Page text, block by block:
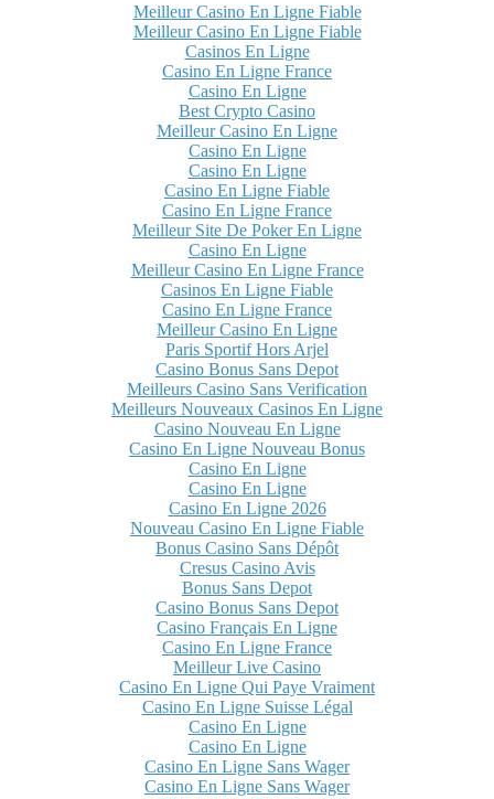
Meilleur Casino En Ligne Fiable
Meilleur Casino En Ligne Fiable
Casinos En Ligne
Casino En Ligne France
Casino En Ligne
Best Crypto Casino
Meilleur Casino En Ligne
Casino En Ligne
Casino En Ligne
Casino En Ligne Fiable
Casino En Ligne France
Meilleur Site De Poker En Ligne
Casino En Ligne
Meilleur Casino En Ligne France
Casinos En Ligne Fiable
Casino En Ligne France
Meilleur Casino En Ligne
Paris Sportif Hors Arjel
Casino Bonus Sans Depot
Meilleurs Casino Sans Verification
Meilleurs Nouveaux Casinos En Ligne
Casino Nouveau En Ligne
Casino En Ligne Nouveau Bonus
Casino En Ligne
Casino En Ligne
Casino En Ligne 2026
Nouveau Casino En Ligne Fiable
Bonus Casino Sans Dépôt
Cresus Casino Avis
Bonus Sans Depot
Casino Bonus Sans Depot
Casino Français En Ligne
Casino En Ligne France
Meilleur Live Casino
Casino En Ligne Qui Paye Vraiment
Casino En Ligne Suisse Légal
Casino En Ligne
Casino En Ligne
Casino En Ligne Sans Wager
Casino En Ligne Sans Wager